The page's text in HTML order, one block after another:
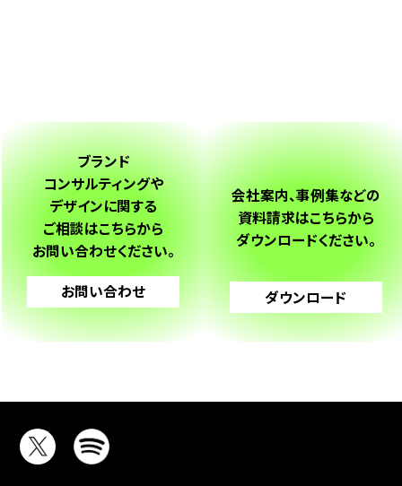
ブランド
コンサルティングや
デザインに関する
ご相談はこちらから
お問い合わせください。
お問い合わせ
会社案内、事例集などの
資料請求はこちらから
ダウンロードください。
ダウンロード